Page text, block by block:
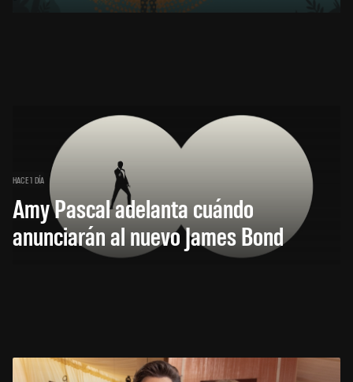
HACE 1 DÍA
Amy Pascal adelanta cuándo
anunciarán al nuevo James Bond